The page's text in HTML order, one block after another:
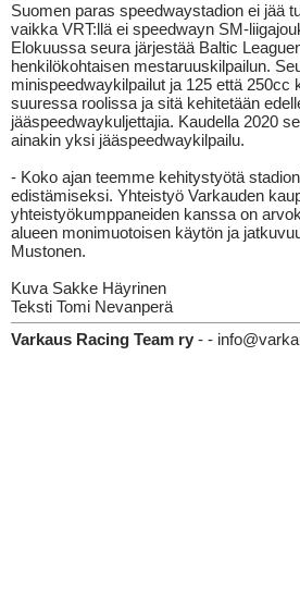
Suomen paras speedwaystadion ei jää
vaikka VRT:llä ei speedwayn SM-
Elokuussa seura järjestää Baltic
henkilökohtaisen mestaruuskilpailun.
minispeedwaykilpailut ja 125 että 250cc
suuressa roolissa ja sitä kehitetään
jääspeedwaykuljettajia. Kaudella 2020
ainakin yksi jääspeedwaykilpailu.
- Koko ajan teemme kehitystyötä
edistämiseksi. Yhteistyö Varkauden
yhteistyökumppaneiden kanssa on
alueen monimuotoisen käytön ja
Mustonen.
Kuva Sakke Häyrinen
Teksti Tomi Nevanperä
Varkaus Racing Team ry - -